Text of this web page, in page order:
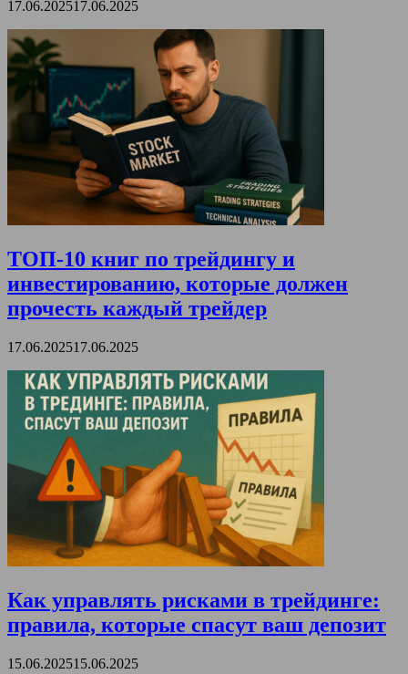
17.06.202517.06.2025
ТОП-10 книг по трейдингу и
инвестированию, которые должен
прочесть каждый трейдер
17.06.202517.06.2025
Как управлять рисками в трейдинге:
правила, которые спасут ваш депозит
15.06.202515.06.2025